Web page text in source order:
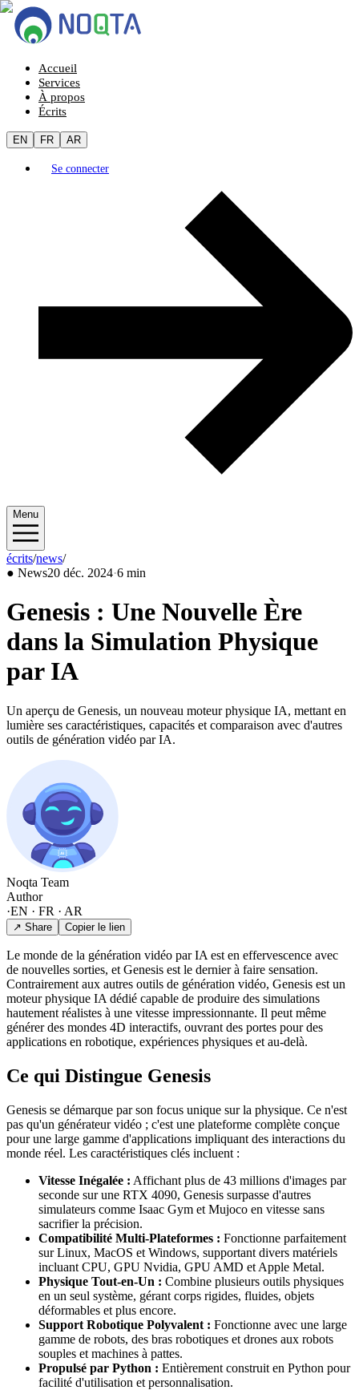
Accueil
Services
À propos
Écrits
EN FR AR
Se connecter
Menu
écrits/news/2024/12
● News20 déc. 2024·6 min
Genesis : Une Nouvelle Ère
dans la Simulation Physique
par IA
Un aperçu de Genesis, un nouveau moteur physique IA, mettant en
lumière ses caractéristiques, capacités et comparaison avec d'autres
outils de génération vidéo par IA.
Noqta Team
Author
·EN · FR · AR
↗ Share Copier le lien
Le monde de la génération vidéo par IA est en effervescence avec
de nouvelles sorties, et Genesis est le dernier à faire sensation.
Contrairement aux autres outils de génération vidéo, Genesis est un
moteur physique IA dédié capable de produire des simulations
hautement réalistes à une vitesse impressionnante. Il peut même
générer des mondes 4D interactifs, ouvrant des portes pour des
applications en robotique, expériences physiques et au-delà.
Ce qui Distingue Genesis
Genesis se démarque par son focus unique sur la physique. Ce n'est
pas qu'un générateur vidéo ; c'est une plateforme complète conçue
pour une large gamme d'applications impliquant des interactions du
monde réel. Les caractéristiques clés incluent :
Vitesse Inégalée : Affichant plus de 43 millions d'images par
seconde sur une RTX 4090, Genesis surpasse d'autres
simulateurs comme Isaac Gym et Mujoco en vitesse sans
sacrifier la précision.
Compatibilité Multi-Plateformes : Fonctionne parfaitement
sur Linux, MacOS et Windows, supportant divers matériels
incluant CPU, GPU Nvidia, GPU AMD et Apple Metal.
Physique Tout-en-Un : Combine plusieurs outils physiques
en un seul système, gérant corps rigides, fluides, objets
déformables et plus encore.
Support Robotique Polyvalent : Fonctionne avec une large
gamme de robots, des bras robotiques et drones aux robots
souples et machines à pattes.
Propulsé par Python : Entièrement construit en Python pour
facilité d'utilisation et personnalisation.